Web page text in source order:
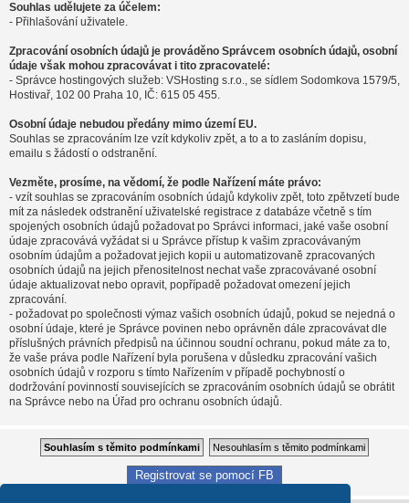
Souhlas udělujete za účelem:
- Přihlašování uživatele.
Zpracování osobních údajů je prováděno Správcem osobních údajů, osobní
údaje však mohou zpracovávat i tito zpracovatelé:
- Správce hostingových služeb: VSHosting s.r.o., se sídlem Sodomkova 1579/5,
Hostivař, 102 00 Praha 10, IČ: 615 05 455.
Osobní údaje nebudou předány mimo území EU.
Souhlas se zpracováním lze vzít kdykoliv zpět, a to a to zasláním dopisu,
emailu s žádostí o odstranění.
Vezměte, prosíme, na vědomí, že podle Nařízení máte právo:
- vzít souhlas se zpracováním osobních údajů kdykoliv zpět, toto zpětvzetí bude
mít za následek odstranění uživatelské registrace z databáze včetně s tím
spojených osobních údajů požadovat po Správci informaci, jaké vaše osobní
údaje zpracovává vyžádat si u Správce přístup k vašim zpracovávaným
osobním údajům a požadovat jejich kopii u automatizovaně zpracovaných
osobních údajů na jejich přenositelnost nechat vaše zpracovávané osobní
údaje aktualizovat nebo opravit, popřípadě požadovat omezení jejich
zpracování.
- požadovat po společnosti výmaz vašich osobních údajů, pokud se nejedná o
osobní údaje, které je Správce povinen nebo oprávněn dále zpracovávat dle
příslušných právních předpisů na účinnou soudní ochranu, pokud máte za to,
že vaše práva podle Nařízení byla porušena v důsledku zpracování vašich
osobních údajů v rozporu s tímto Nařízením v případě pochybností o
dodržování povinností souvisejících se zpracováním osobních údajů se obrátit
na Správce nebo na Úřad pro ochranu osobních údajů.
Registrovat se pomocí FB